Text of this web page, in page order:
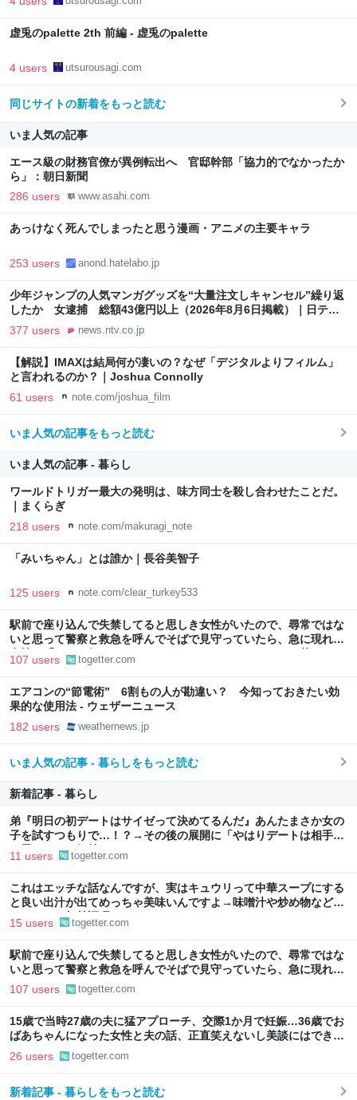
虚兎のpalette 2th 前編 - 虚兎のpalette
4 users utsurousagi.com
同じサイトの新着をもっと読む
いま人気の記事
エース級の財務官僚が異例転出へ 官邸幹部「協力的でなかったか
ら」：朝日新聞
286 users www.asahi.com
あっけなく死んでしまったと思う漫画・アニメの主要キャラ
253 users anond.hatelabo.jp
少年ジャンプの人気マンガグッズを“大量注文しキャンセル”繰り返
したか 女逮捕 総額43億円以上（2026年8月6日掲載）｜日テレ
NEWS NNN
377 users news.ntv.co.jp
【解説】IMAXは結局何が凄いの？なぜ「デジタルよりフィルム」
と言われるのか？｜Joshua Connolly
61 users note.com/joshua_film
いま人気の記事をもっと読む
いま人気の記事 - 暮らし
ワールドトリガー最大の発明は、味方同士を殺し合わせたことだ。
｜まくらぎ
218 users note.com/makuragi_note
「みいちゃん」とは誰か｜長谷美智子
125 users note.com/clear_turkey533
駅前で座り込んで失禁してると思しき女性がいたので、尋常ではな
いと思って警察と救急を呼んでそばで見守っていたら、急に現れた
女性に「あなた何してるんですか！？」とスマホをはたき落とされ
107 users togetter.com
エアコンの“節電術” 6割もの人が勘違い？ 今知っておきたい効
果的な使用法 - ウェザーニュース
182 users weathernews.jp
いま人気の記事 - 暮らしをもっと読む
新着記事 - 暮らし
弟『明日の初デートはサイゼって決めてるんだ』あんたまさか女の
子を試すつもりで…！？→その後の展開に「やはりデートは相手へ
の思いやりの気持ち」
11 users togetter.com
これはエッチな話なんですが、実はキュウリって中華スープにする
と良い出汁が出てめっちゃ美味いんですよ→味噌汁や炒め物など、
キュウリの加熱調理はいろいろある
15 users togetter.com
駅前で座り込んで失禁してると思しき女性がいたので、尋常ではな
いと思って警察と救急を呼んでそばで見守っていたら、急に現れた
女性に「あなた何してるんですか！？」とスマホをはたき落とされ
107 users togetter.com
15歳で当時27歳の夫に猛アプローチ、交際1か月で妊娠…36歳でお
ばあちゃんになった女性と夫の話、正直笑えないし美談にはできな
いのでは？
26 users togetter.com
新着記事 - 暮らしをもっと読む